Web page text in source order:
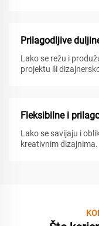
Prilagodljive
Lako se režu i
projektu ili
Fleksibilne i
Lako se savijaju i
kreativnim dizajnima.